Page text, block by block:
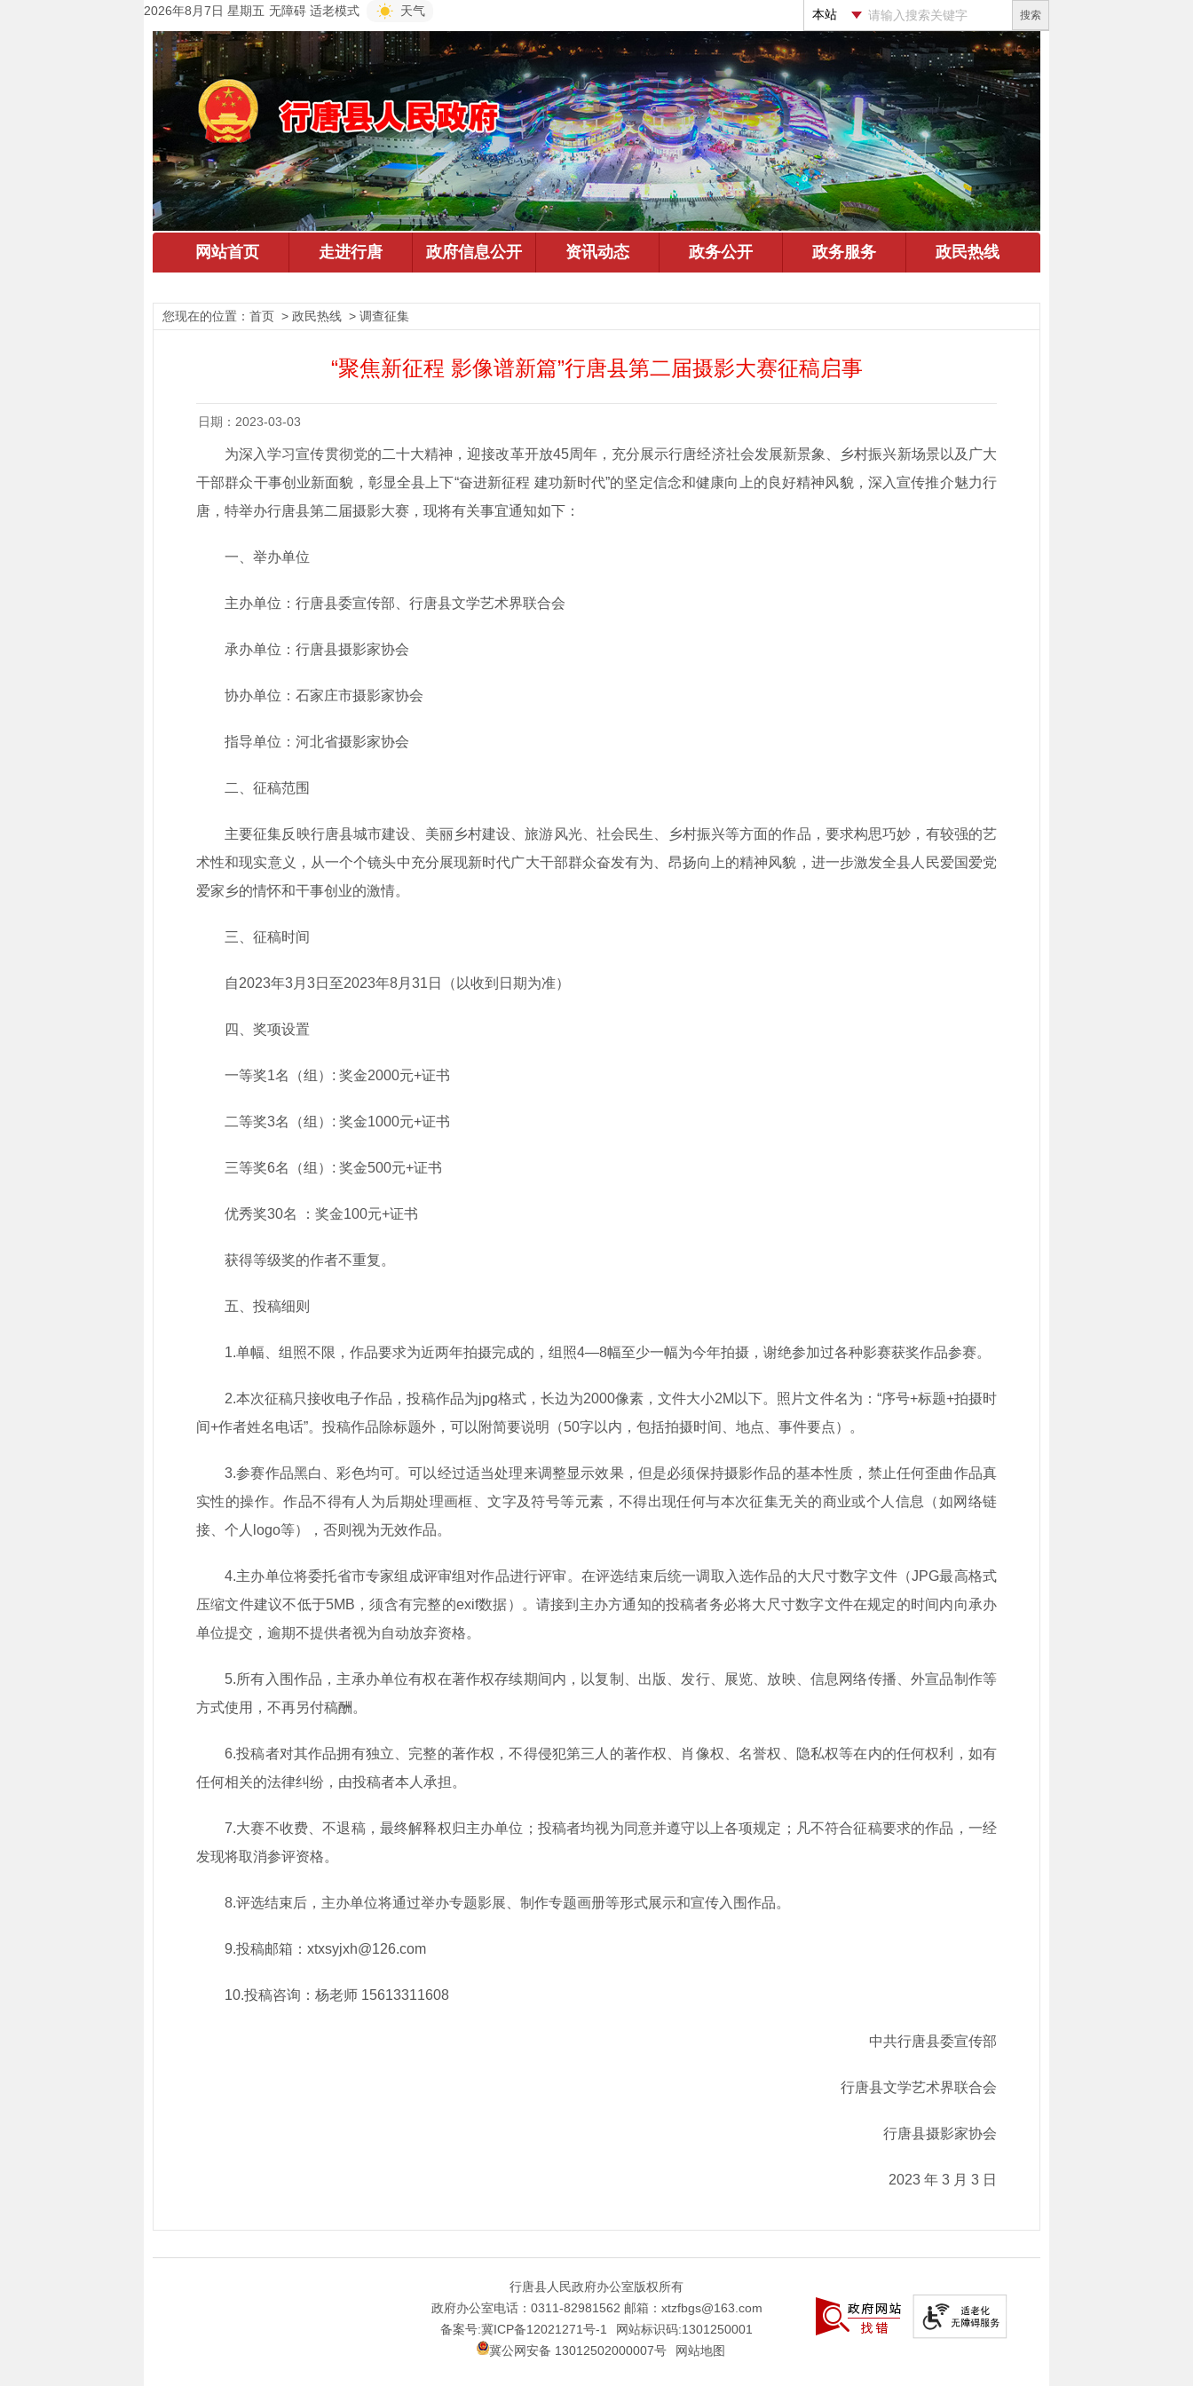
2026年8月7日 星期五 无障碍 适老模式 天气 搜索
您现在的位置： 首页 > 政民热线 > 调查征集
“聚焦新征程 影像谱新篇”行唐县第二届摄影大赛征稿启事
日期：2023-03-03
为深入学习宣传贯彻党的二十大精神，迎接改革开放45周年，充分展示行唐经济社会发展新景象、乡村振兴新场景以及广大
干部群众干事创业新面貌，彰显全县上下“奋进新征程 建功新时代”的坚定信念和健康向上的良好精神风貌，深入宣传推介魅力行
唐，特举办行唐县第二届摄影大赛，现将有关事宜通知如下：
一、举办单位
主办单位：行唐县委宣传部、行唐县文学艺术界联合会
承办单位：行唐县摄影家协会
协办单位：石家庄市摄影家协会
指导单位：河北省摄影家协会
二、征稿范围
主要征集反映行唐县城市建设、美丽乡村建设、旅游风光、社会民生、乡村振兴等方面的作品，要求构思巧妙，有较强的艺
术性和现实意义，从一个个镜头中充分展现新时代广大干部群众奋发有为、昂扬向上的精神风貌，进一步激发全县人民爱国爱党
爱家乡的情怀和干事创业的激情。
三、征稿时间
自2023年3月3日至2023年8月31日（以收到日期为准）
四、奖项设置
一等奖1名（组）: 奖金2000元+证书
二等奖3名（组）: 奖金1000元+证书
三等奖6名（组）: 奖金500元+证书
优秀奖30名 ：奖金100元+证书
获得等级奖的作者不重复。
五、投稿细则
1.单幅、组照不限，作品要求为近两年拍摄完成的，组照4—8幅至少一幅为今年拍摄，谢绝参加过各种影赛获奖作品参赛。
2.本次征稿只接收电子作品，投稿作品为jpg格式，长边为2000像素，文件大小2M以下。照片文件名为：“序号+标题+拍摄时
间+作者姓名电话”。投稿作品除标题外，可以附简要说明（50字以内，包括拍摄时间、地点、事件要点）。
3.参赛作品黑白、彩色均可。可以经过适当处理来调整显示效果，但是必须保持摄影作品的基本性质，禁止任何歪曲作品真
实性的操作。作品不得有人为后期处理画框、文字及符号等元素，不得出现任何与本次征集无关的商业或个人信息（如网络链
接、个人logo等），否则视为无效作品。
4.主办单位将委托省市专家组成评审组对作品进行评审。在评选结束后统一调取入选作品的大尺寸数字文件（JPG最高格式
压缩文件建议不低于5MB，须含有完整的exif数据）。请接到主办方通知的投稿者务必将大尺寸数字文件在规定的时间内向承办
单位提交，逾期不提供者视为自动放弃资格。
5.所有入围作品，主承办单位有权在著作权存续期间内，以复制、出版、发行、展览、放映、信息网络传播、外宣品制作等
方式使用，不再另付稿酬。
6.投稿者对其作品拥有独立、完整的著作权，不得侵犯第三人的著作权、肖像权、名誉权、隐私权等在内的任何权利，如有
任何相关的法律纠纷，由投稿者本人承担。
7.大赛不收费、不退稿，最终解释权归主办单位；投稿者均视为同意并遵守以上各项规定；凡不符合征稿要求的作品，一经
发现将取消参评资格。
8.评选结束后，主办单位将通过举办专题影展、制作专题画册等形式展示和宣传入围作品。
9.投稿邮箱： xtxsyjxh@126.com
10.投稿咨询：杨老师 15613311608
中共行唐县委宣传部
行唐县文学艺术界联合会
行唐县摄影家协会
2023 年 3 月 3 日